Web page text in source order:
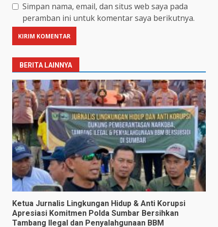
Simpan nama, email, dan situs web saya pada
peramban ini untuk komentar saya berikutnya.
BERITA LAINNYA
Ketua Jurnalis Lingkungan Hidup & Anti Korupsi
Apresiasi Komitmen Polda Sumbar Bersihkan
Tambang Ilegal dan Penyalahgunaan BBM